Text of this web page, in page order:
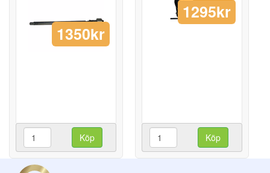
1350kr
Köp
1295kr
Köp